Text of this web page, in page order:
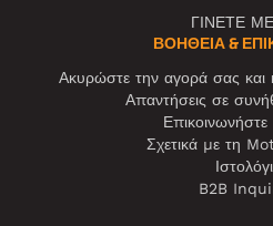
ΓΙΝΕΤΕ
ΒΟΉΘΕΙΑ &
Ακυρώστε την αγορά σας και
Απαντήσεις σε
Επικοινωνήστε
Σχετικά με τη
B2B